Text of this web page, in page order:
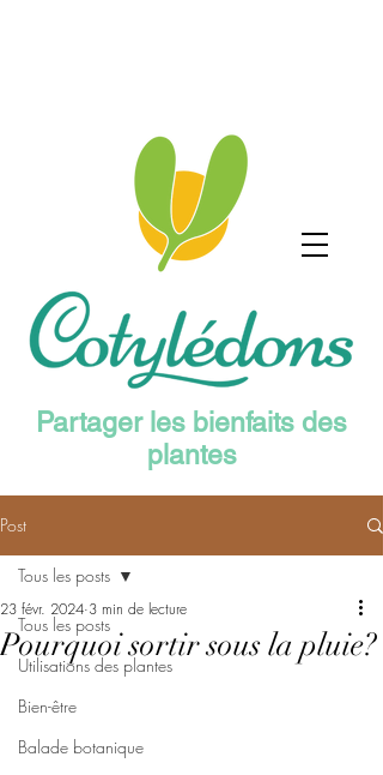
Partager les bienfaits des
plantes
Post
Tous les posts
Utilisations des plantes
Bien-être
Balade botanique
Tous les posts
Pourquoi sortir sous la pluie?
23 févr. 2024 3 min de lecture